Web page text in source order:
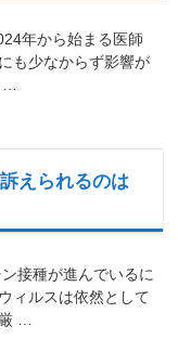
年から始まる医師
も少なからず影響が
えられるのは
接種が進んでいるに
ィルスは依然として
…